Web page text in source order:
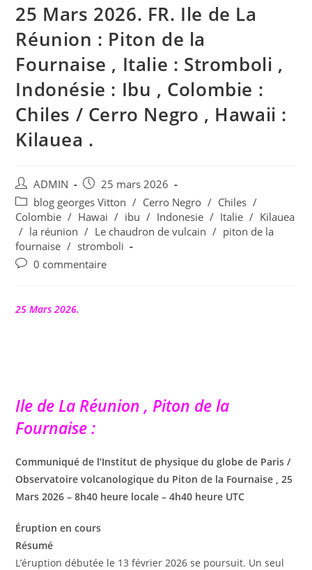
25 Mars 2026. FR. Ile de La
Réunion : Piton de la
Fournaise , Italie : Stromboli ,
Indonésie : Ibu , Colombie :
Chiles / Cerro Negro , Hawaii :
Kilauea .
Auteur/autrice
de
la
publication :
ADMIN
Publication
publiée :
25 mars 2026
Post
category:
blog georges Vitton / Cerro Negro / Chiles /
Colombie / Hawai / ibu / Indonesie / Italie / Kilauea
/ la réunion / Le chaudron de vulcain / piton de la
fournaise / stromboli
Commentaires
publication :
0 commentaire
25 Mars 2026.
Ile de La Réunion , Piton de la
Fournaise :
Communiqué de l’Institut de physique du globe de Paris /
Observatoire volcanologique du Piton de la Fournaise , 25
Mars 2026 – 8h40 heure locale – 4h40 heure UTC
Éruption en cours
Résumé
L’éruption débutée le 13 février 2026 se poursuit. Un seul